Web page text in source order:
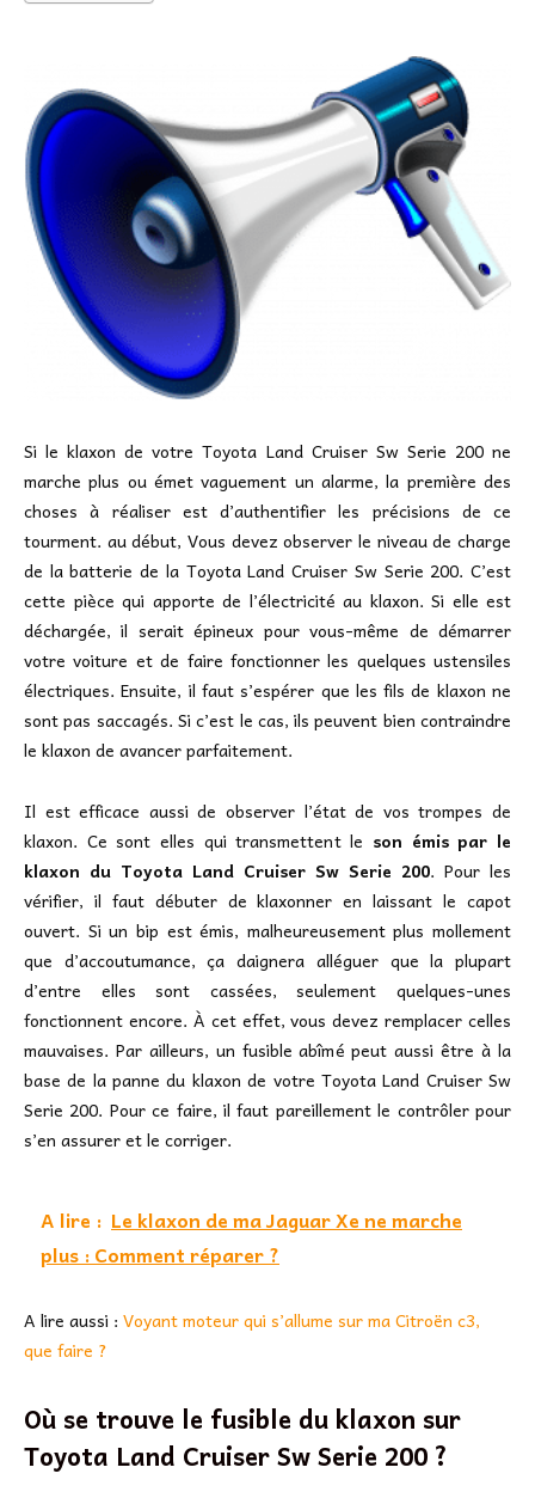
Si le klaxon de votre Toyota Land Cruiser Sw Serie 200 ne
marche plus ou émet vaguement un alarme, la première des
choses à réaliser est d’authentifier les précisions de ce
tourment. au début, Vous devez observer le niveau de charge
de la batterie de la Toyota Land Cruiser Sw Serie 200. C’est
cette pièce qui apporte de l’électricité au klaxon. Si elle est
déchargée, il serait épineux pour vous-même de démarrer
votre voiture et de faire fonctionner les quelques ustensiles
électriques. Ensuite, il faut s’espérer que les fils de klaxon ne
sont pas saccagés. Si c’est le cas, ils peuvent bien contraindre
le klaxon de avancer parfaitement.
Il est efficace aussi de observer l’état de vos trompes de
klaxon. Ce sont elles qui transmettent le son émis par le
klaxon du Toyota Land Cruiser Sw Serie 200. Pour les
vérifier, il faut débuter de klaxonner en laissant le capot
ouvert. Si un bip est émis, malheureusement plus mollement
que d’accoutumance, ça daignera alléguer que la plupart
d’entre elles sont cassées, seulement quelques-unes
fonctionnent encore. À cet effet, vous devez remplacer celles
mauvaises. Par ailleurs, un fusible abîmé peut aussi être à la
base de la panne du klaxon de votre Toyota Land Cruiser Sw
Serie 200. Pour ce faire, il faut pareillement le contrôler pour
s’en assurer et le corriger.
A lire : Le klaxon de ma Jaguar Xe ne marche
plus : Comment réparer ?
A lire aussi : Voyant moteur qui s’allume sur ma Citroën c3,
que faire ?
Où se trouve le fusible du klaxon sur
Toyota Land Cruiser Sw Serie 200 ?